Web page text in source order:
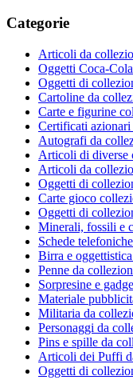
Categorie
Articoli da
Oggetti Coca-
Oggetti di
Cartoline da
Carte e figurine
Certificati
Autografi da
Articoli di diverse
Articoli da
Oggetti di
Carte gioco
Oggetti di
Minerali, fossili e
Schede
Birra e
Penne da
Sorpresine e
Materiale
Militaria da
Personaggi da
Pins e spille da
Articoli dei Puffi
Oggetti di